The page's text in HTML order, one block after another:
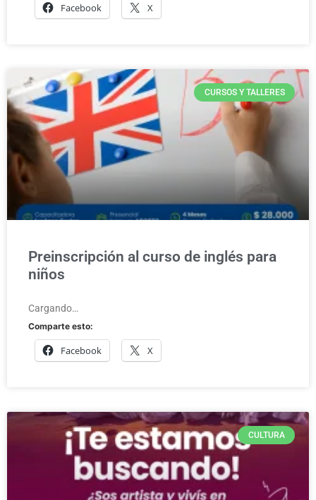
Facebook X
CURSOS Y TALLERES
Preinscripción al curso de inglés para
niños
Cargando…
Comparte esto:
Facebook X
CULTURA